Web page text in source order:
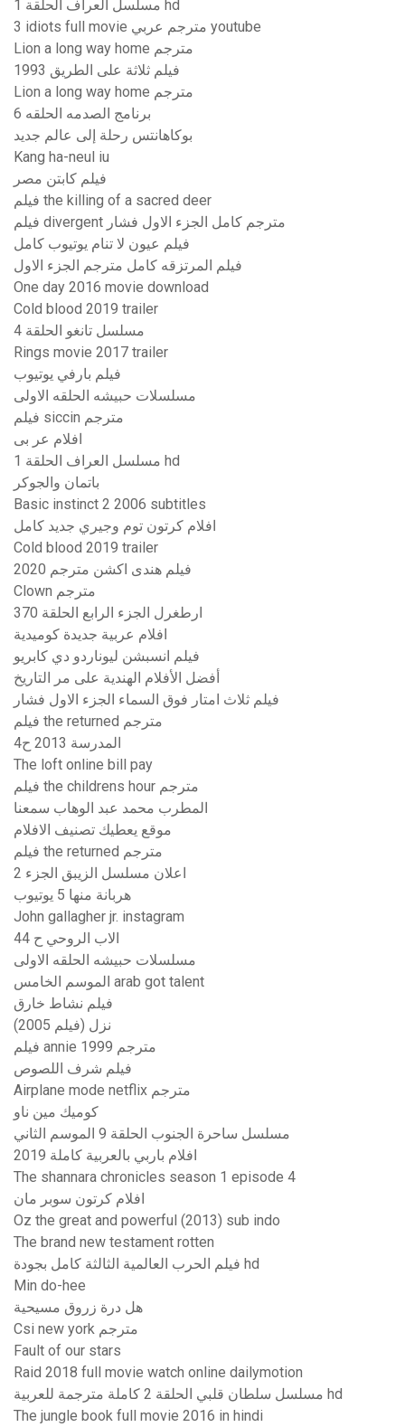
مسلسل العراف الحلقة 1 hd
3 idiots full movie مترجم عربي youtube
Lion a long way home مترجم
فيلم ثلاثة على الطريق 1993
Lion a long way home مترجم
برنامج الصدمه الحلقه 6
بوكاهانتس رحلة إلى عالم جديد
Kang ha-neul iu
فيلم كابتن مصر
فيلم the killing of a sacred deer
فيلم divergent مترجم كامل الجزء الاول فشار
فيلم عيون لا تنام يوتيوب كامل
فيلم المرتزقه كامل مترجم الجزء الاول
One day 2016 movie download
Cold blood 2019 trailer
مسلسل تانغو الحلقة 4
Rings movie 2017 trailer
فيلم بارفي يوتيوب
مسلسلات حبيشه الحلقه الاولى
فيلم siccin مترجم
افلام عر بى
مسلسل العراف الحلقة 1 hd
باتمان والجوكر
Basic instinct 2 2006 subtitles
افلام كرتون توم وجيري جديد كامل
Cold blood 2019 trailer
فيلم هندى اكشن مترجم 2020
Clown مترجم
ارطغرل الجزء الرابع الحلقة 370
افلام عربية جديدة كوميدية
فيلم انسبشن ليوناردو دي كابريو
أفضل الأفلام الهندية على مر التاريخ
فيلم ثلاث امتار فوق السماء الجزء الاول فشار
فيلم the returned مترجم
المدرسة 2013 ح4
The loft online bill pay
فيلم the childrens hour مترجم
المطرب محمد عبد الوهاب سمعنا
موقع يعطيك تصنيف الافلام
فيلم the returned مترجم
اعلان مسلسل الزيبق الجزء 2
هربانة منها 5 يوتيوب
John gallagher jr. instagram
الاب الروحي ح 44
مسلسلات حبيشه الحلقه الاولى
الموسم الخامس arab got talent
فيلم نشاط خارق
نزل (فيلم 2005)
فيلم annie مترجم 1999
فيلم شرف اللصوص
Airplane mode netflix مترجم
كوميك مين ناو
مسلسل ساحرة الجنوب الحلقة 9 الموسم الثاني
افلام باربي بالعربية كاملة 2019
The shannara chronicles season 1 episode 4
افلام كرتون سوبر مان
Oz the great and powerful (2013) sub indo
The brand new testament rotten
فيلم الحرب العالمية الثالثة كامل بجودة hd
Min do-hee
هل درة زروق مسيحية
Csi new york مترجم
Fault of our stars
Raid 2018 full movie watch online dailymotion
مسلسل سلطان قلبي الحلقة 2 كاملة مترجمة للعربية hd
The jungle book full movie 2016 in hindi